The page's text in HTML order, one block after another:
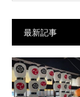
最新記事